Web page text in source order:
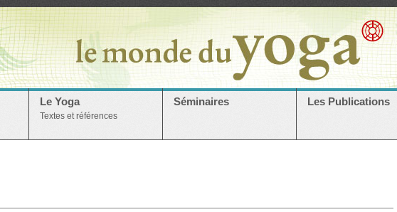
Le Yoga
Textes et références
Séminaires Les Publications